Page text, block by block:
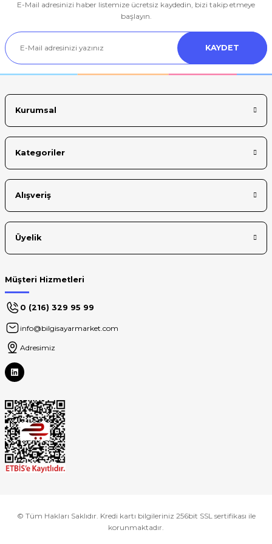
Ürün resmi kalitesiz, bozuk veya görüntülenemiyor.
Ürün açıklamasında eksik bilgiler bulunuyor.
Ürün bilgilerinde hatalar bulunuyor.
E-Mail adresinizi haber listemize ücretsiz kaydedin, bizi takip etmeye
başlayın.
KAYDET
Kurumsal
Kategoriler
Alışveriş
Üyelik
Müşteri Hizmetleri
0 (216) 329 95 99
info@bilgisayarmarket.com
Adresimiz
© Tüm Hakları Saklıdır. Kredi kartı bilgileriniz 256bit SSL sertifikası ile
korunmaktadır.